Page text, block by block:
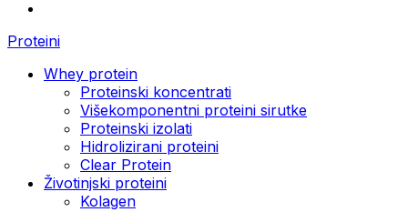
Proteini
Whey protein
Proteinski koncentrati
Višekomponentni proteini sirutke
Proteinski izolati
Hidrolizirani proteini
Clear Protein
Životinjski proteini
Kolagen